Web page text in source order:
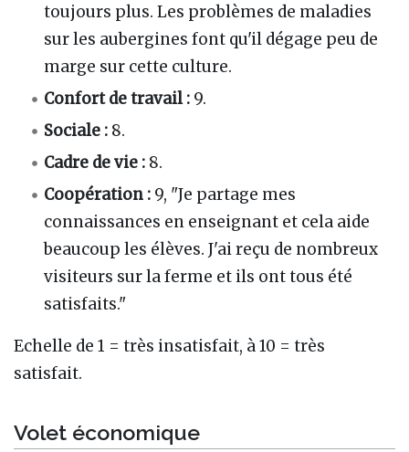
toujours plus. Les problèmes de maladies
sur les aubergines font qu'il dégage peu de
marge sur cette culture.
Confort de travail : 9.
Sociale : 8.
Cadre de vie : 8.
Coopération : 9, "Je partage mes
connaissances en enseignant et cela aide
beaucoup les élèves. J'ai reçu de nombreux
visiteurs sur la ferme et ils ont tous été
satisfaits."
Echelle de 1 = très insatisfait, à 10 = très
satisfait.
Volet économique